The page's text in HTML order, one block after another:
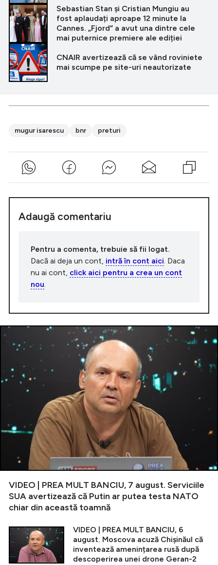
Sebastian Stan și Cristian Mungiu au
fost aplaudați aproape 12 minute la
Cannes. „Fjord” a avut una dintre cele
mai puternice premiere ale ediției
CNAIR avertizează că se vând roviniete
mai scumpe pe site-uri neautorizate
mugur isarescu bnr preturi
Adaugă comentariu
Pentru a comenta, trebuie să fii logat.
Dacă ai deja un cont, intră în cont aici . Daca
nu ai cont, click aici pentru a crea un cont
nou
VIDEO | PREA MULT BANCIU, 7 august. Serviciile
SUA avertizează că Putin ar putea testa NATO
chiar din această toamnă
VIDEO | PREA MULT BANCIU, 6
august. Moscova acuză Chișinăul că
inventează amenințarea rusă după
descoperirea unei drone Geran-2